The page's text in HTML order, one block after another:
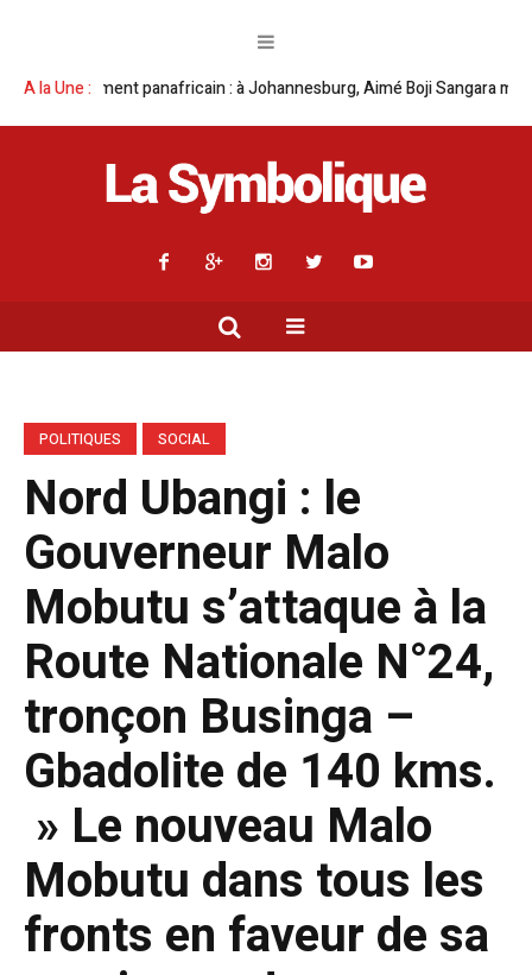
A la Une :
panafricain : à Johannesburg, Aimé Boji Sangara multiplie les
POLITIQUES SOCIAL
Nord Ubangi : le
Gouverneur Malo
Mobutu s’attaque à la
Route Nationale N°24,
tronçon Businga –
Gbadolite de 140 kms.
» Le nouveau Malo
Mobutu dans tous les
fronts en faveur de sa